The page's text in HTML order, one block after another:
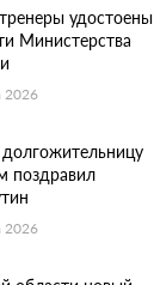
удостоены
Министерства
2026
поздравил
2026